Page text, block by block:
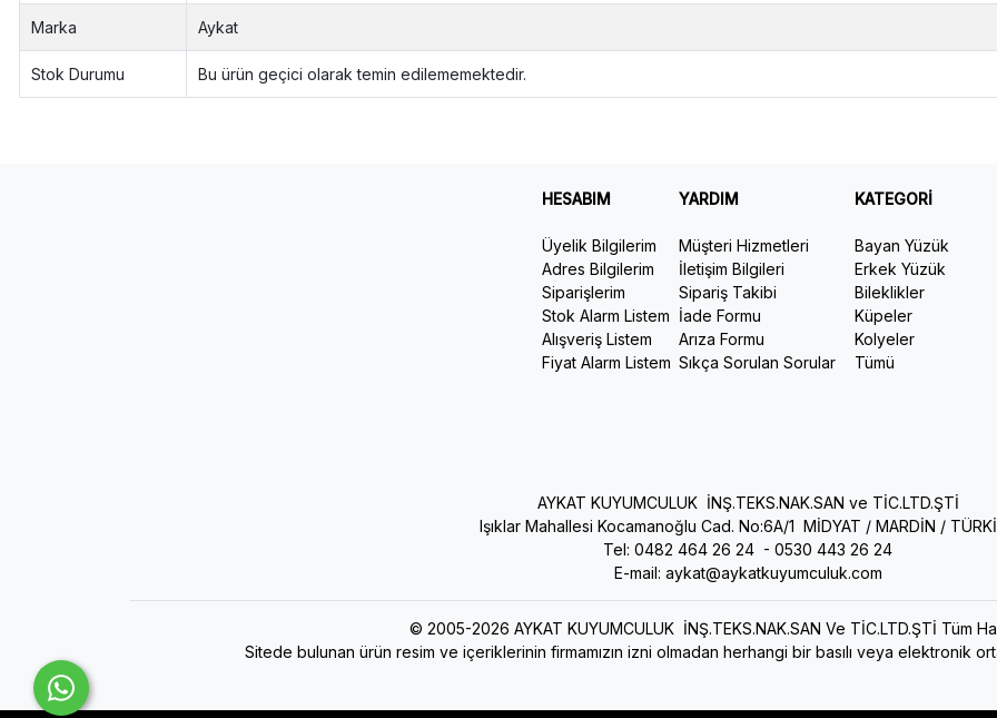
Marka Aykat
Stok Durumu Bu ürün geçici olarak temin edilememektedir.
HESABIM
Üyelik Bilgilerim
Adres Bilgilerim
Siparişlerim
Stok Alarm Listem
Alışveriş Listem
Fiyat Alarm Listem
YARDIM
Müşteri Hizmetleri
İletişim Bilgileri
Sipariş Takibi
İade Formu
Arıza Formu
Sıkça Sorulan Sorular
KATEGORİ
Bayan Yüzük
Erkek Yüzük
Bileklikler
Küpeler
Kolyeler
Tümü
AYKAT KUYUMCULUK İNŞ.TEKS.NAK.SAN ve TİC.LTD.ŞTİ
Işıklar Mahallesi Kocamanoğlu Cad. No:6A/1 MİDYAT / MARDİN /
Tel: 0482 464 26 24 - 0530 443 26 24
E-mail: aykat@aykatkuyumculuk.com
© 2005-2026 AYKAT KUYUMCULUK İNŞ.TEKS.NAK.SAN Ve TİC.LTD.ŞTİ Tüm
Sitede bulunan ürün resim ve içeriklerinin firmamızın izni olmadan herhangi bir basılı veya elektronik